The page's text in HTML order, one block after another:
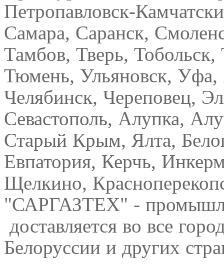
Петропавловск-
Самара, Саранск,
Тамбов, Тверь, Тобольск,
Тюмень, Ульяновск,
Челябинск, Череповец,
Севастополь, Алупка,
Старый Крым, Ялта,
Евпатория, Керчь,
Щелкино,
"САРГАЗТЕХ" -
доставляется во все
Белоруссии и других